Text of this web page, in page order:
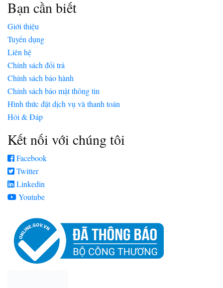
Bạn cần biết
Giới thiệu
Tuyển dụng
Liên hệ
Chính sách đổi trả
Chính sách bảo hành
Chính sách bảo mật thông tin
Hình thức đặt dịch vụ và thanh toán
Hỏi & Đáp
Kết nối với chúng tôi
Facebook
Twitter
Linkedin
Youtube